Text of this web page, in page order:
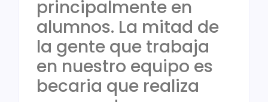
principalmente en
alumnos. La mitad de
la gente que trabaja
en nuestro equipo es
becaria que realiza